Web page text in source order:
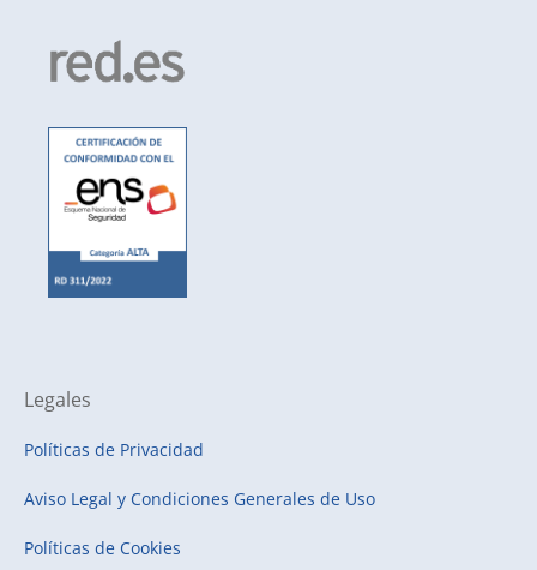
Legales
Políticas de Privacidad
Aviso Legal y Condiciones Generales de Uso
Políticas de Cookies